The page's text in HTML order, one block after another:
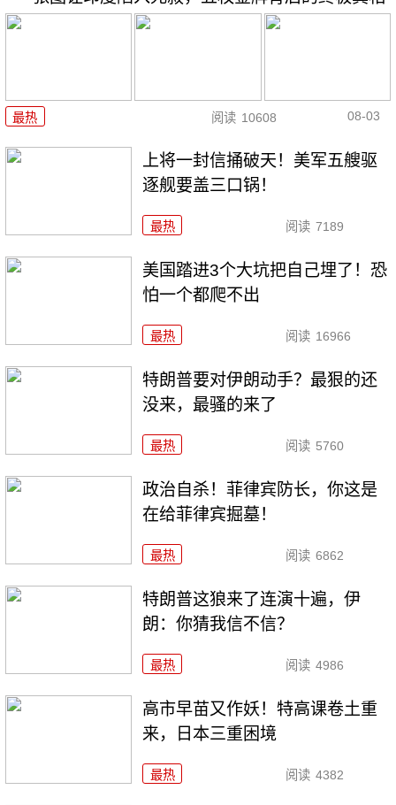
最热 阅读 10608 08-03
上将一封信捅破天！美军五艘驱
逐舰要盖三口锅！
最热 阅读 7189
美国踏进3个大坑把自己埋了！恐
怕一个都爬不出
最热 阅读 16966
特朗普要对伊朗动手？最狠的还
没来，最骚的来了
最热 阅读 5760
政治自杀！菲律宾防长，你这是
在给菲律宾掘墓！
最热 阅读 6862
特朗普这狼来了连演十遍，伊
朗：你猜我信不信？
最热 阅读 4986
高市早苗又作妖！特高课卷土重
来，日本三重困境
最热 阅读 4382